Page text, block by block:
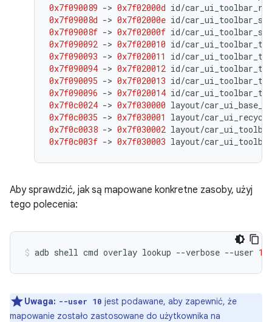
0x7f090089 -> 0x7f02000d id/
0x7f09008d -> 0x7f02000e id/
0x7f09008f -> 0x7f02000f id/
0x7f090092 -> 0x7f020010 id/
0x7f090093 -> 0x7f020011 id/
0x7f090094 -> 0x7f020012 id/
0x7f090095 -> 0x7f020013 id/
0x7f090096 -> 0x7f020014 id/
0x7f0c0024 -> 0x7f030000 layout/
0x7f0c0035 -> 0x7f030001 layout/
0x7f0c0038 -> 0x7f030002 layout/car_ui_toolbar
0x7f0c003f -> 0x7f030003 layout/
Aby sprawdzić, jak są mapowane konkretne zasoby, użyj
tego polecenia:
adb shell cmd overlay lookup --verbose --user 10
Uwaga: --user 10 jest podawane, aby zapewnić, że
mapowanie zostało zastosowane do użytkownika na